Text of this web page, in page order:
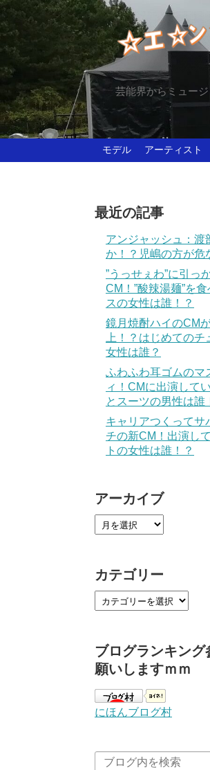
芸能界からミュー
モデル アーティスト
最近の記事
アンジャッシュ：渡
か！？児嶋の方が危
”うっせぇわ”に引っ
CM！”酸辣湯麺”を
スの女性は誰！？
鏡月焼酎ハイのCM
上！？はじめての
女性は誰？
ふわふわ耳ゴムのマ
ィ！CMに出演して
とスーツの男性は誰
キャリアつくってサ
チの新CM！出演し
トの女性は誰！？
アーカイブ
カテゴリー
ブログランキン
願いしますｍｍ
にほんブログ村